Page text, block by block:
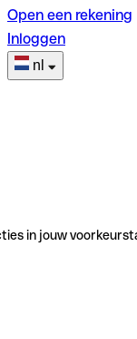
Open een rekening
Inloggen
nl
in jouw